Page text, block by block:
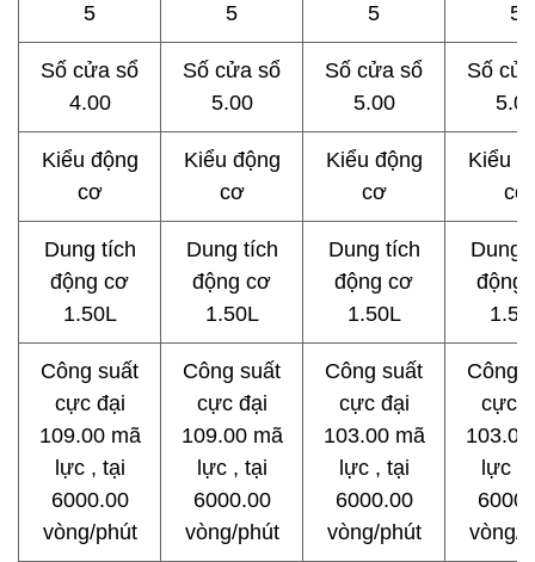
5
5
5
5
Số cửa sổ
4.00
Số cửa sổ
5.00
Số cửa sổ
5.00
Số
Kiểu động
cơ
Kiểu động
cơ
Kiểu động
cơ
Kiểu
cơ
Dung tích
động cơ
1.50L
Dung tích
động cơ
1.50L
Dung tích
động cơ
1.50L
Dung
động
Công suất
cực đại
109.00 mã
lực , tại
6000.00
vòng/phút
Công suất
cực đại
109.00 mã
lực , tại
6000.00
vòng/phút
Công suất
cực đại
103.00 mã
lực , tại
6000.00
vòng/phút
Công
cực
lực ,
vòng/